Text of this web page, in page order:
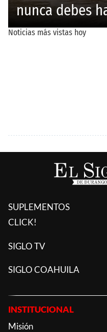
SUPLEMENTOS
CLICK!
SIGLO TV
SIGLO COAHUILA
INSTITUCIONAL
Misión